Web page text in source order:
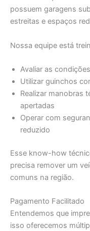
possuem garagens
estreitas e espaços
Nossa equipe está
Avaliar as
Utilizar guinchos
Realizar manobras
apertadas
Operar com
reduzido
Esse know-how
precisa remover um
comuns na região.
Pagamento Facilitado
Entendemos que
isso oferecemos